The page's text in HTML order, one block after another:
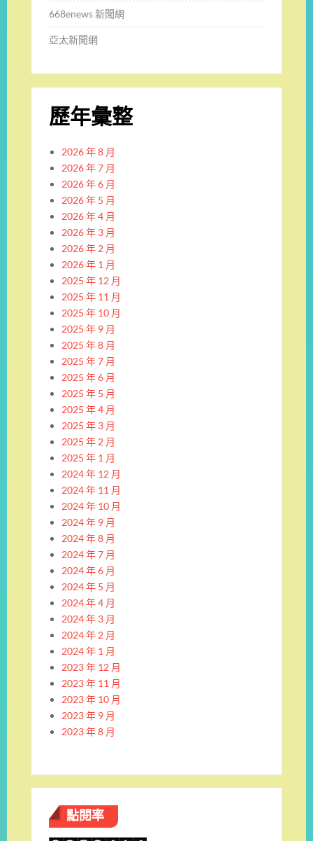
668enews 新聞網
亞太新聞網
歷年彙整
2026 年 8 月
2026 年 7 月
2026 年 6 月
2026 年 5 月
2026 年 4 月
2026 年 3 月
2026 年 2 月
2026 年 1 月
2025 年 12 月
2025 年 11 月
2025 年 10 月
2025 年 9 月
2025 年 8 月
2025 年 7 月
2025 年 6 月
2025 年 5 月
2025 年 4 月
2025 年 3 月
2025 年 2 月
2025 年 1 月
2024 年 12 月
2024 年 11 月
2024 年 10 月
2024 年 9 月
2024 年 8 月
2024 年 7 月
2024 年 6 月
2024 年 5 月
2024 年 4 月
2024 年 3 月
2024 年 2 月
2024 年 1 月
2023 年 12 月
2023 年 11 月
2023 年 10 月
2023 年 9 月
2023 年 8 月
點閱率